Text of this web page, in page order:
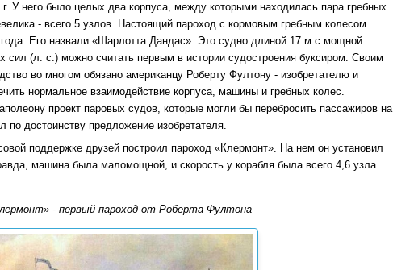
У него было целых два корпуса, между которыми находилась пара гребных
- всего 5 узлов. Настоящий пароход с кормовым гребным колесом
года. Его назвали «Шарлотта Дандас». Это судно длиной 17 м с мощной
сил (л. с.) можно считать первым в истории судостроения буксиром. Своим
во многом обязано американцу Роберту Фултону - изобретателю и
нормальное взаимодействие корпуса, машины и гребных колес.
проект паровых судов, которые могли бы перебросить пассажиров на
достоинству предложение изобретателя.
поддержке друзей построил пароход «Клермонт». На нем он установил
машина была маломощной, и скорость у корабля была всего 4,6 узла.
- первый пароход от Роберта Фултона